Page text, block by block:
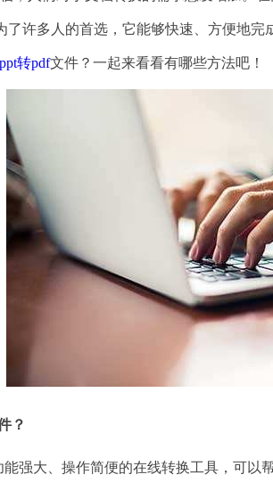
了许多人的首选，它能够快速、方便地完
转pdf文件？一起来看看有哪些方法吧！
？
大、操作简便的在线转换工具，可以